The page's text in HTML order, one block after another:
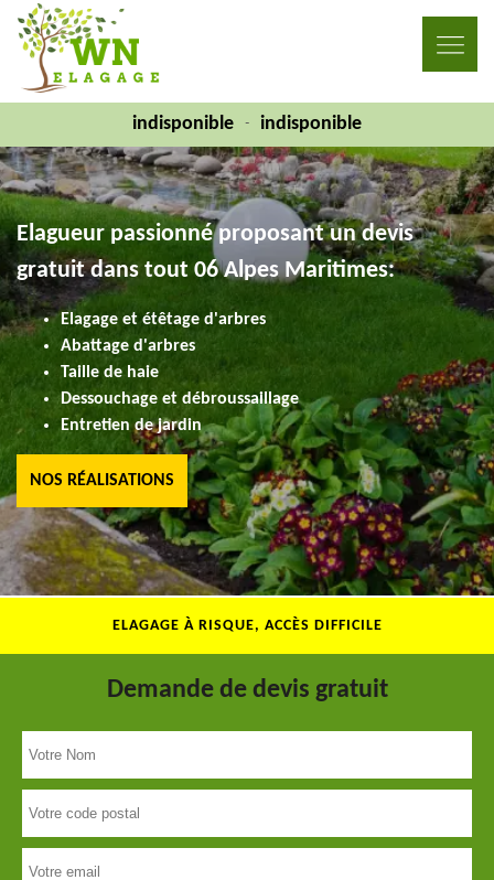
indisponible - indisponible
Elagueur passionné proposant un devis
gratuit dans tout 06 Alpes Maritimes:
Elagage et étêtage d'arbres
Abattage d'arbres
Taille de haie
Dessouchage et débroussaillage
Entretien de jardin
NOS RÉALISATIONS
ELAGAGE À RISQUE, ACCÈS DIFFICILE
Demande de devis gratuit